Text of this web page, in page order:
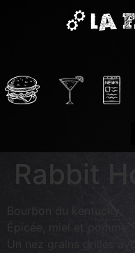
Rabbit
Bourbon du kentucky
Épicée, miel et pomme.
Un nez grains grillés